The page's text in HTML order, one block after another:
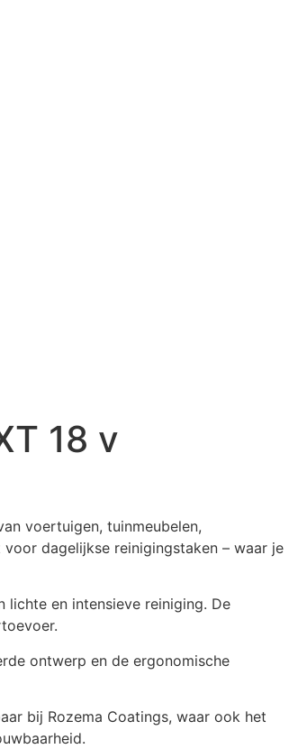
18 v
voertuigen, tuinmeubelen,
dagelijkse reinigingstaken – waar je
lichte en intensieve reiniging. De
ontwerp en de ergonomische
bij Rozema Coatings, waar ook het